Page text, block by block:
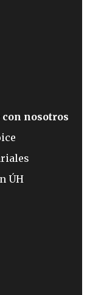
nosotros
ÚH